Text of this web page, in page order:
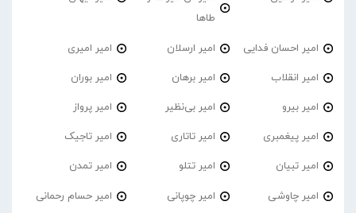
طاها
امیر احسان فدایی امیر ارسلان امیر امیری
امیر انقلاب امیر برهان امیر‌ بوران
امیر بیرو امیر بی‌نظیر امیر پرواز
امیر پیغمبری امیر تاتاری امیر تاجیک
امیر تبیان امیر تتلو امیر تمدن
امیر چاوشی امیر چوپانی امیر حسام رحمانی